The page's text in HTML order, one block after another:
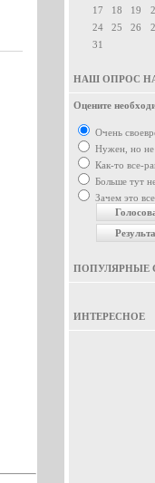
17
18 19
24
25 26
31
НАШ ОПРОС
Оцените
Очень
Нужен, но не
Как-то все-
Больше тут
Зачем это
ПОПУЛЯРНЫЕ
ИНТЕРЕСНОЕ